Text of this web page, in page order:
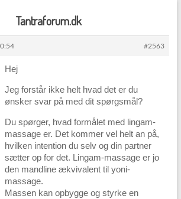
#2563
Hej
Jeg forstår ikke helt hvad det er du
ønsker svar på med dit spørgsmål?
Du spørger, hvad formålet med lingam-
massage er. Det kommer vel helt an på,
hvilken intention du selv og din partner
sætter op for det. Lingam-massage er jo
den mandline ækvivalent til yoni-
massage.
Massen kan opbygge og styrke en
Tantraforum.dk